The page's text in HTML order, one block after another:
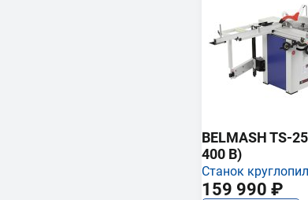
BELMASH TS-
400 В)
Станок
159 990 ₽